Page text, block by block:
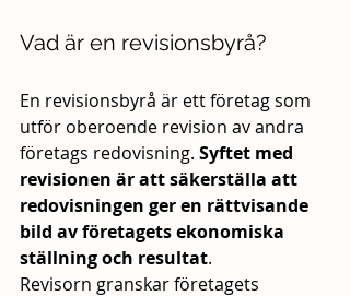
Vad är en revisionsbyrå?
En revisionsbyrå är ett företag som
utför oberoende revision av andra
företags redovisning. Syftet med
revisionen är att säkerställa att
redovisningen ger en rättvisande
bild av företagets ekonomiska
ställning och resultat.
Revisorn granskar företagets